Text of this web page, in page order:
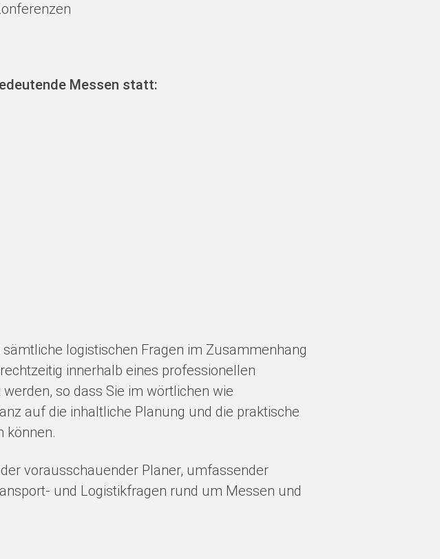
Messen statt:
logistischen Fragen im Zusammenhang
innerhalb eines professionellen
so dass Sie im wörtlichen wie
auf die inhaltliche Planung und die praktische
können.
vorausschauender Planer, umfassender
und Logistikfragen rund um Messen und